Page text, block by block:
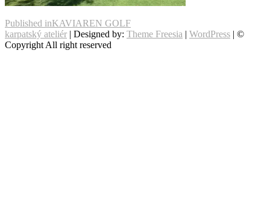
Navigácia
v
Published inKAVIAREN GOLF
karpatský ateliér | Designed by: Theme Freesia | WordPress | ©
Copyright All right reserved